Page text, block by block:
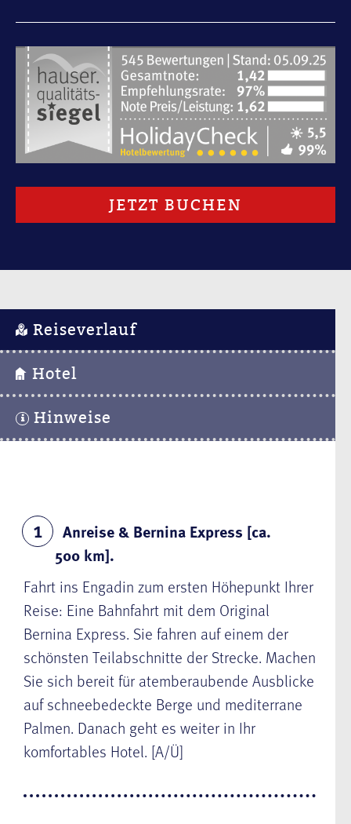
JETZT BUCHEN
Reiseverlauf
Hotel
Hinweise
1
Anreise & Bernina Express [ca.
500 km].
Fahrt ins Engadin zum ersten Höhepunkt Ihrer
Reise: Eine Bahnfahrt mit dem Original
Bernina Express. Sie fahren auf einem der
schönsten Teilabschnitte der Strecke. Machen
Sie sich bereit für atemberaubende Ausblicke
auf schneebedeckte Berge und mediterrane
Palmen. Danach geht es weiter in Ihr
komfortables Hotel. [A/Ü]